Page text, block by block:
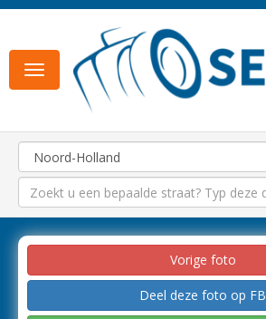
Toggle
navigation
Vorige foto
Deel deze foto op FB